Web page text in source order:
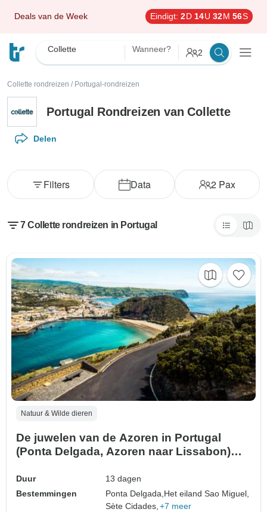
Deals van de Week Eindigt: 2D 14U 32M 55S
Collette Wanneer? 2
Collette rondreizen / Portugal-rondreizen
Portugal Rondreizen van Collette
Delen
Data 2 Pax
Filters
7 Collette rondreizen in Portugal
Natuur & Wilde dieren
De juwelen van de Azoren in Portugal
(Ponta Delgada, Azoren naar Lissabon)
Duur
13 dagen
Bestemmingen
Ponta Delgada, Het eiland Sao Miguel,
Sète Cidades, +7 meer